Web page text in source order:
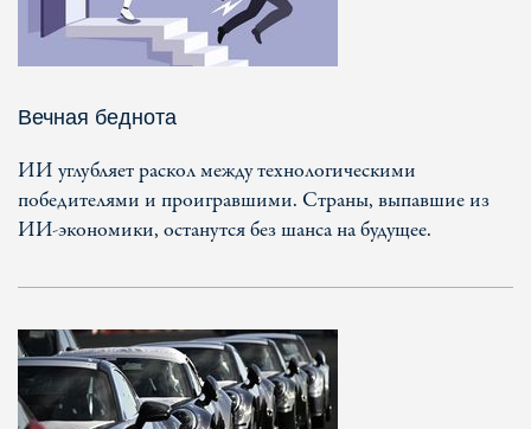
Вечная беднота
ИИ углубляет раскол между технологическими
победителями и проигравшими. Страны, выпавшие из
ИИ-экономики, останутся без шанса на будущее.